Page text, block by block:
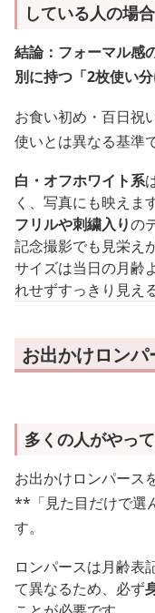
している人の場合
結論：フォーマル感
別に持つ「2枚使い
お食い初め・百日祝
使いとは異なる基準
白・オフホワイト系
く、写真にも映えま
フリルや刺繍入りの
記念撮影でも見栄え
サイズは当日の月齢
れせずすっきり見え
お出かけロン
多くの人がやっ
お出かけロンパース
**「見た目だけで選
す。
ロンパースは月齢表
て異なるため、必ず